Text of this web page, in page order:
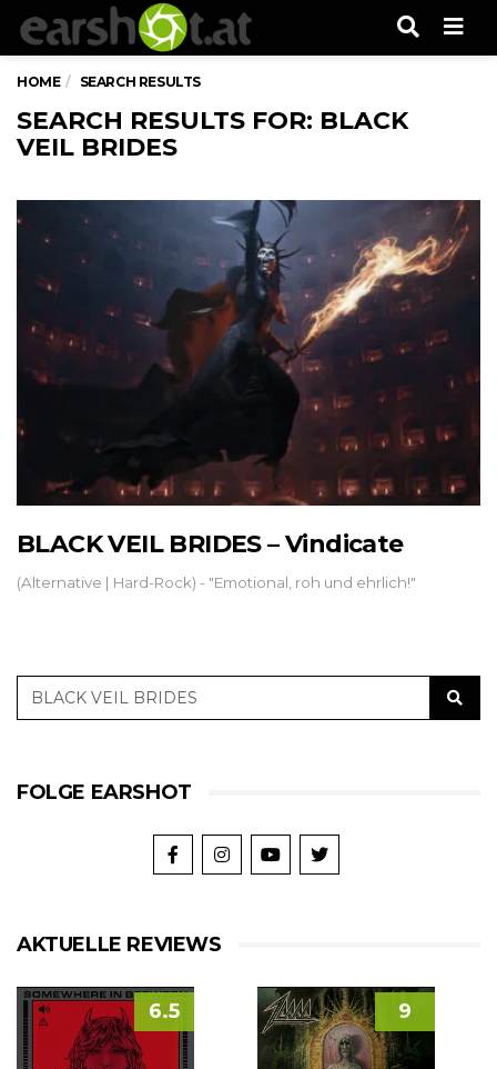
HOME SEARCH RESULTS
SEARCH RESULTS FOR: BLACK
VEIL BRIDES
BLACK VEIL BRIDES – Vindicate
(Alternative | Hard-Rock) - "Emotional, roh und ehrlich!"
FOLGE EARSHOT
AKTUELLE REVIEWS
6.5 9